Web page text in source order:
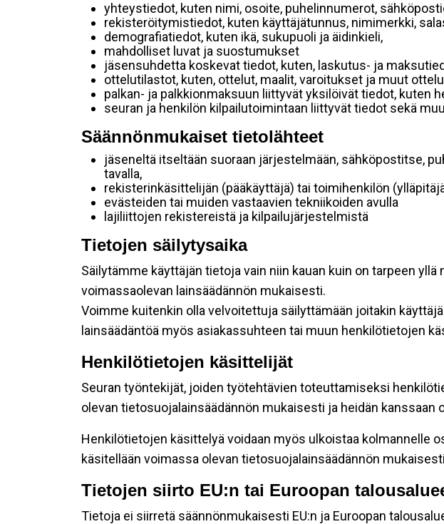
yhteystiedot, kuten nimi, osoite, puhelinnumerot,
rekisteröitymistiedot, kuten käyttäjätunnus, nimimerkki,
demografiatiedot, kuten ikä, sukupuoli ja äidinkieli,
mahdolliset luvat ja suostumukset
jäsensuhdetta koskevat tiedot, kuten, laskutus- ja
ottelutilastot, kuten, ottelut, maalit, varoitukset ja muut
palkan- ja palkkionmaksuun liittyvät yksilöivät tiedot, kuten
seuran ja henkilön kilpailutoimintaan liittyvät tiedot sekä
Säännönmukaiset tietolähteet
jäseneltä itseltään suoraan järjestelmään, sähköpostitse,
tavalla,
rekisterinkäsittelijän (pääkäyttäjä) tai toimihenkilön
evästeiden tai muiden vastaavien tekniikoiden avulla
lajiliittojen rekistereistä ja kilpailujärjestelmistä
Tietojen säilytysaika
Säilytämme käyttäjän tietoja vain niin kauan kuin on tarpeen
voimassaolevan lainsäädännön mukaisesti.
Voimme kuitenkin olla velvoitettuja säilyttämään joitakin
lainsäädäntöä myös asiakassuhteen tai muun henkilötietojen
Henkilötietojen käsittelijät
Seuran työntekijät, joiden työtehtävien toteuttamiseksi
olevan tietosuojalainsäädännön mukaisesti ja heidän
Henkilötietojen käsittelyä voidaan myös ulkoistaa kolmannelle
käsitellään voimassa olevan tietosuojalainsäädännön
Tietojen siirto EU:n tai Euroopan
Tietoja ei siirretä säännönmukaisesti EU:n ja Euroopan